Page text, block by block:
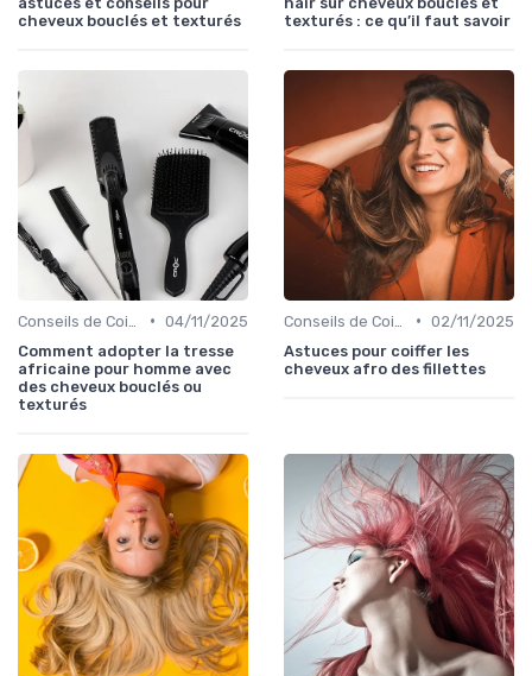
cheveux bouclés et texturés
texturés : ce qu’il faut savoir
• 04/11/2025
Comment adopter la tresse
africaine pour homme avec
des cheveux bouclés ou
texturés
• 02/11/2025
Astuces pour coiffer les
cheveux afro des fillettes